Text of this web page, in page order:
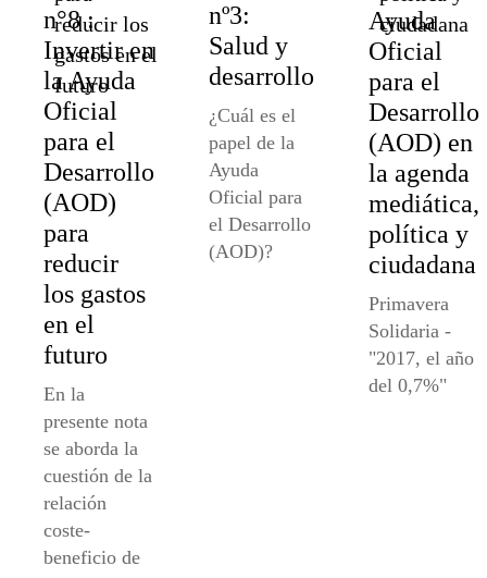
n°8 :
Invertir en
la Ayuda
Oficial
para el
Desarrollo
(AOD)
para
reducir
los gastos
en el
futuro
En la
presente nota
se aborda la
cuestión de la
relación
coste-
beneficio de
nº3:
Salud y
desarrollo
¿Cuál es el
papel de la
Ayuda
Oficial para
el Desarrollo
(AOD)?
Ayuda
Oficial
para el
Desarrollo
(AOD) en
la agenda
mediática,
política y
ciudadana
Primavera
Solidaria -
"2017, el año
del 0,7%"